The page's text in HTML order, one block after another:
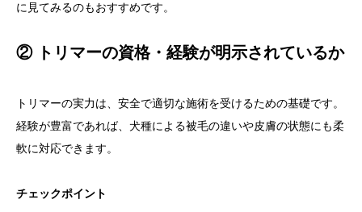
に見てみるのもおすすめです。
② トリマーの資格・経験が明示されているか
トリマーの実力は、安全で適切な施術を受けるための基礎です。
経験が豊富であれば、犬種による被毛の違いや皮膚の状態にも柔
軟に対応できます。
チェックポイント